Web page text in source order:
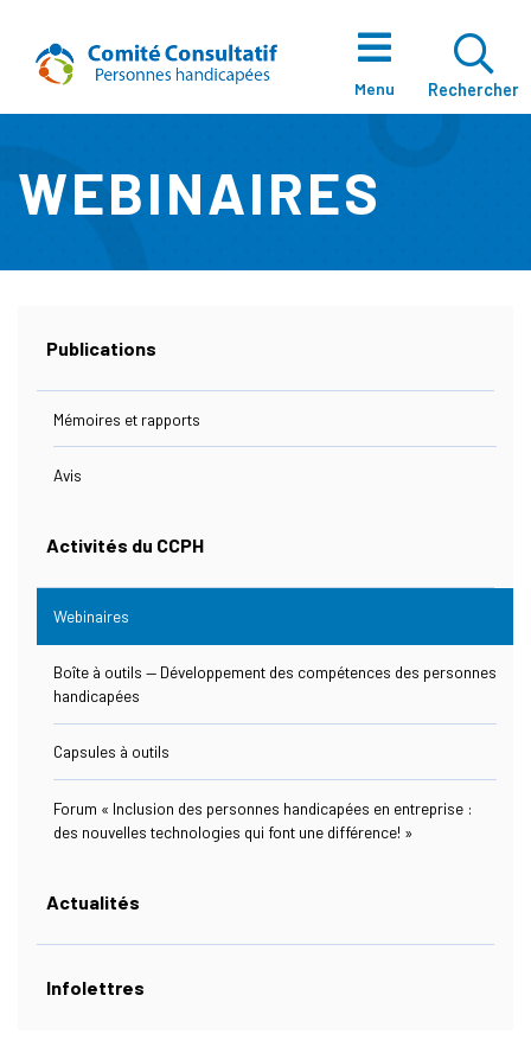
Accueil
Menu
À Propos
Notre Équipe
Enjeux
Ressources
Nous Joindre
Will Open In A New Window)
Rechercher
Ouvrir La
WEBINAIRES
Publications
Mémoires et rapports
Avis
Activités du CCPH
Webinaires
(actuellement sélectionnée)
Boîte à outils — Développement des compétences des personnes
handicapées
Capsules à outils
Forum « Inclusion des personnes handicapées en entreprise :
des nouvelles technologies qui font une différence! »
Actualités
Infolettres